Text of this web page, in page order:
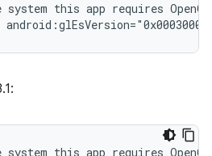
system this app requires OpenGL
system this app requires OpenGL